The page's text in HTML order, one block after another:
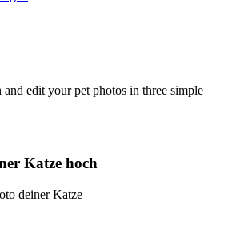
edit your pet photos in three simple
Katze hoch
deiner Katze